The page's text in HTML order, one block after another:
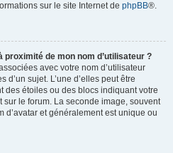
sur le site Internet de phpBB®.
de mon nom d’utilisateur ?
avec votre nom d’utilisateur
d’un sujet. L’une d’elles peut être
des étoiles ou des blocs indiquant votre
le forum. La seconde image, souvent
d’avatar et généralement est unique ou